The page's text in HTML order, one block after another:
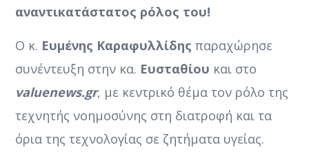
αναντικατάστατος ρόλος του!
Ο κ. Ευμένης Καραφυλλίδηςπαραχώρησε
συνέντευξη στην κα. Ευσταθίου και στο
valuenews.gr, με κεντρικό θέμα τον ρόλο της
τεχνητής νοημοσύνης στη διατροφή και τα
όρια της τεχνολογίας σε ζητήματα υγείας.